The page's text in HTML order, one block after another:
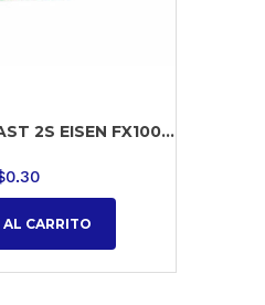
2S EISEN FX100...
0.30
CARRITO